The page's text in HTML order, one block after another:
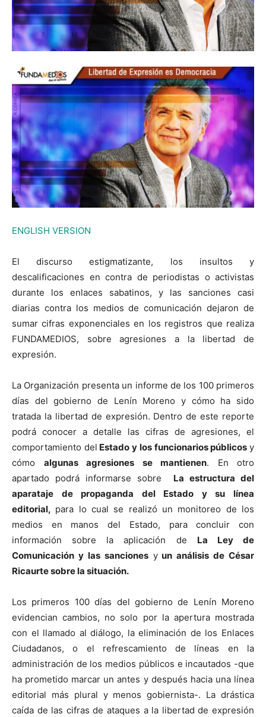
ENGLISH VERSION
El discurso estigmatizante, los insultos y
descalificaciones en contra de periodistas o activistas
durante los enlaces sabatinos, y las sanciones casi
diarias contra los medios de comunicación dejaron de
sumar cifras exponenciales en los registros que realiza
FUNDAMEDIOS, sobre agresiones a la libertad de
expresión.
La Organización presenta un informe de los 100 primeros
días del gobierno de Lenín Moreno y cómo ha sido
tratada la libertad de expresión. Dentro de este reporte
podrá conocer a detalle las cifras de agresiones, el
comportamiento del Estado y los funcionarios públicosy
cómo algunas agresiones se mantienen. En otro
apartado podrá informarse sobre La estructura del
aparataje de propaganda del Estado y su línea
editorial, para lo cual se realizó un monitoreo de los
medios en manos del Estado, para concluir con
información sobre la aplicación de La Ley de
Comunicación y las sancionesyun análisis de César
Ricaurte sobre la situación.
Los primeros 100 días del gobierno de Lenín Moreno
evidencian cambios, no solo por la apertura mostrada
con el llamado al diálogo, la eliminación de los Enlaces
Ciudadanos, o el refrescamiento de líneas en la
administración de los medios públicos e incautados -que
ha prometido marcar un antes y después hacia una línea
editorial más plural y menos gobiernista-. La drástica
caída de las cifras de ataques a la libertad de expresión